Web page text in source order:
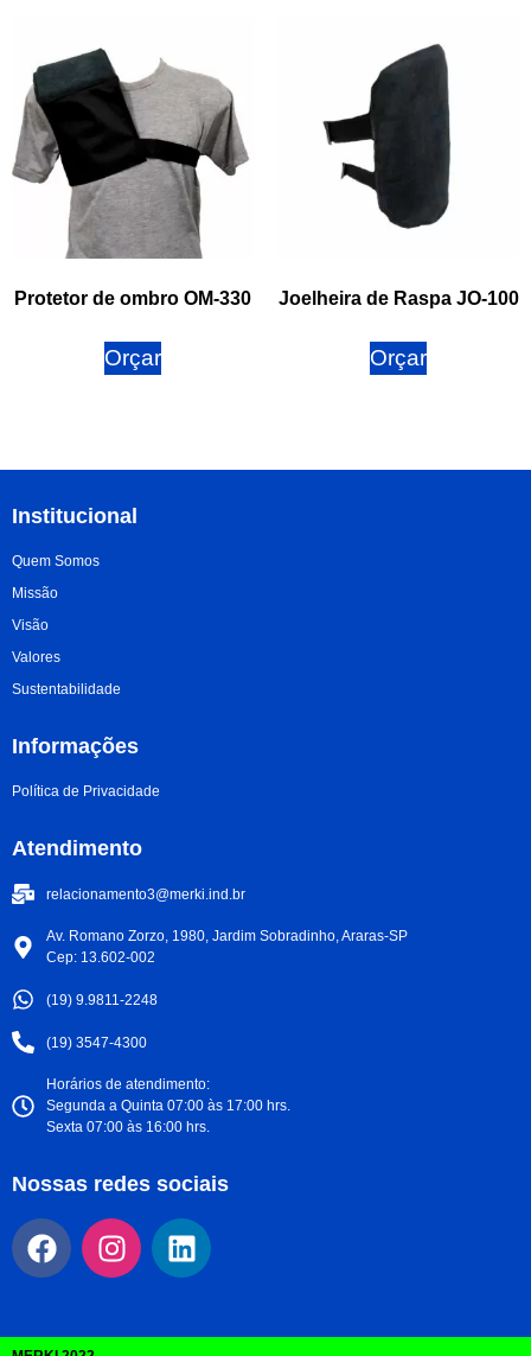
Protetor de ombro OM-330
Orçar
Joelheira de Raspa JO-100
Orçar
Institucional
Quem Somos
Missão
Visão
Valores
Sustentabilidade
Informações
Política de Privacidade
Atendimento
relacionamento3@merki.ind.br
Av. Romano Zorzo, 1980, Jardim Sobradinho, Araras-SP
Cep: 13.602-002
(19) 9.9811-2248
(19) 3547-4300
Horários de atendimento:
Segunda a Quinta 07:00 às 17:00 hrs.
Sexta 07:00 às 16:00 hrs.
Nossas redes sociais